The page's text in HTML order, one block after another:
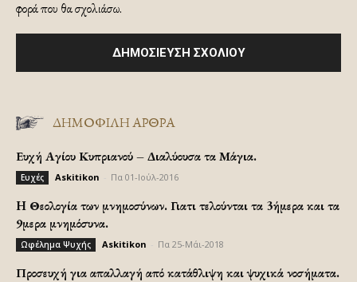
φορά που θα σχολιάσω.
ΔΗΜΟΦΙΛΗ ΑΡΘΡΑ
Ευχή Αγίου Κυπριανού – Διαλύουσα τα Μάγια.
Ευχές Askitikon Πα 01-Ιούλ-2016
H Θεολογία των μνημοσύνων. Γιατι τελούνται τα 3ήμερα και τα
9μερα μνημόσυνα.
Ωφέλημα Ψυχής Askitikon Πα 25-Μάι-2018
Προσευχή για απαλλαγή από κατάθλιψη και ψυχικά νοσήματα.